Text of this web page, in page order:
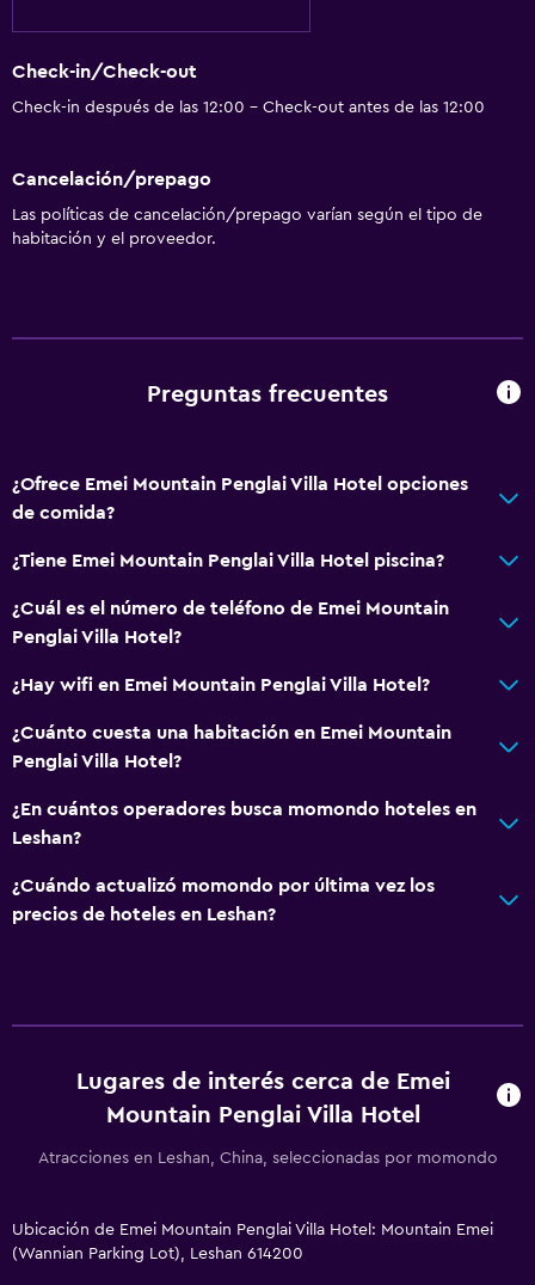
Check-in/Check-out
Check-in después de las 12:00 - Check-out antes de las 12:00
Cancelación/prepago
Las políticas de cancelación/prepago varían según el tipo de
habitación y el proveedor.
Preguntas frecuentes
¿Ofrece Emei Mountain Penglai Villa Hotel opciones
de comida?
¿Tiene Emei Mountain Penglai Villa Hotel piscina?
¿Cuál es el número de teléfono de Emei Mountain
Penglai Villa Hotel?
¿Hay wifi en Emei Mountain Penglai Villa Hotel?
¿Cuánto cuesta una habitación en Emei Mountain
Penglai Villa Hotel?
¿En cuántos operadores busca momondo hoteles en
Leshan?
¿Cuándo actualizó momondo por última vez los
precios de hoteles en Leshan?
Lugares de interés cerca de Emei
Mountain Penglai Villa Hotel
Atracciones en Leshan, China, seleccionadas por momondo
Ubicación de Emei Mountain Penglai Villa Hotel: Mountain Emei
(Wannian Parking Lot), Leshan 614200